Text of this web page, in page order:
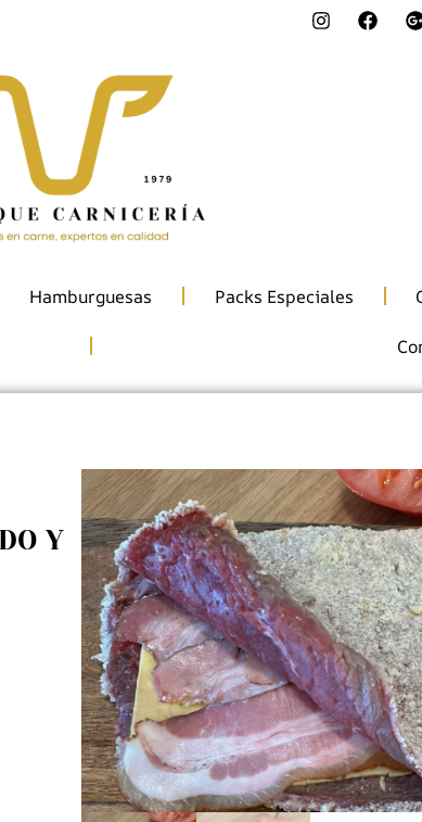
Hamburguesas Packs Especiales
Y